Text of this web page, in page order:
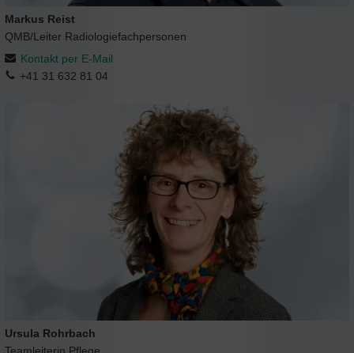
Markus Reist
QMB/Leiter Radiologiefachpersonen
Kontakt per E-Mail
+41 31 632 81 04
Ursula Rohrbach
Teamleiterin Pflege